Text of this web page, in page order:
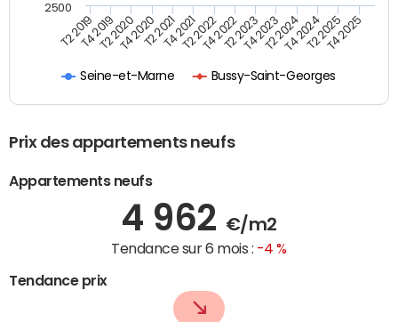
Seine-et-Marne Bussy-Saint-Georges
T2 2019T4 2019T2 2020T4 2020T2 2021T4 2021T2 2022T4 2022T2 2023T4 2023T2 2024T4 2024T2 2025T4 2025
2500
Prix des appartements neufs
Appartements neufs
4 962 €/m2
Tendance sur 6 mois : -4 %
Tendance prix